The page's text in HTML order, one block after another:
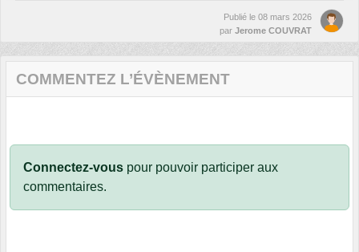
Publié le 08 mars 2026
par Jerome COUVRAT
COMMENTEZ L’ÉVÈNEMENT
Connectez-vous pour pouvoir participer aux
commentaires.